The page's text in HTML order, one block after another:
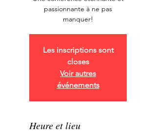
passionnante à ne pas
manquer!
Les inscriptions sont
closes
Voir autres
événements
Heure et lieu